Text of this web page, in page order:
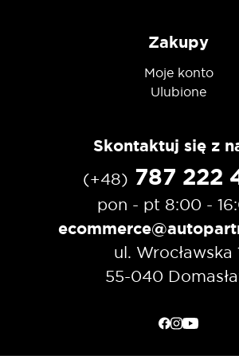
Zakupy
Moje konto
Ulubione
Skontaktuj się z
(+48) 787 222
pon - pt 8:00 -
ul. Wrocławska
55-040